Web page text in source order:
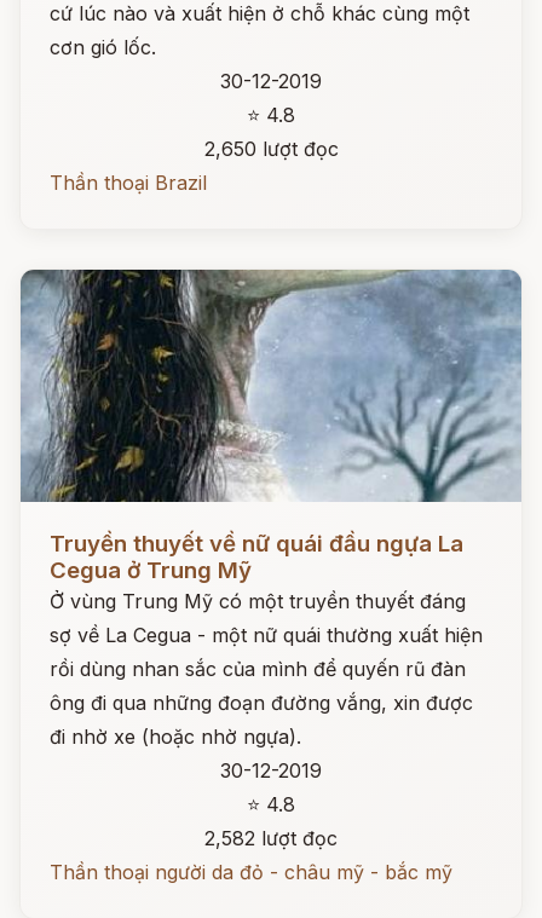
cứ lúc nào và xuất hiện ở chỗ khác cùng một
cơn gió lốc.
30-12-2019
⭐ 4.8
2,650 lượt đọc
Thần thoại Brazil
Đọc ngay
Truyền thuyết về nữ quái đầu ngựa La
Cegua ở Trung Mỹ
Ở vùng Trung Mỹ có một truyền thuyết đáng
sợ về La Cegua - một nữ quái thường xuất hiện
rồi dùng nhan sắc của mình để quyến rũ đàn
ông đi qua những đoạn đường vắng, xin được
đi nhờ xe (hoặc nhờ ngựa).
30-12-2019
⭐ 4.8
2,582 lượt đọc
Thần thoại người da đỏ - châu mỹ - bắc mỹ